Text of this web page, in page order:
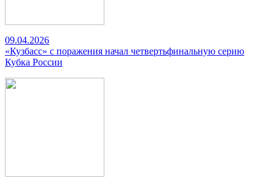
09.04.2026
«Кузбасс» с поражения начал четвертьфинальную серию
Кубка России